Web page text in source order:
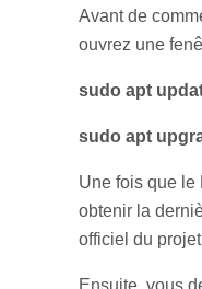
Avant de
ouvrez une
sudo apt
sudo apt
Une fois que le
obtenir la
officiel du